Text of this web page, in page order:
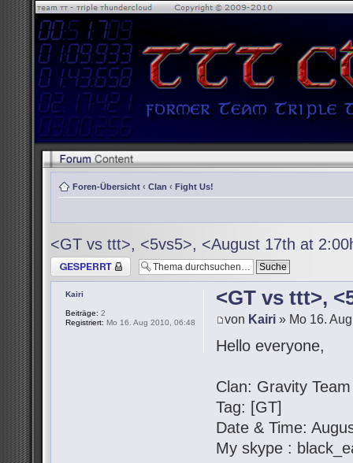
Foren-Übersicht ‹ Clan ‹ Fight Us!
<GT vs ttt>, <5vs5>, <August 17th at
Thema gesperrt
<GT vs ttt>,
von Kairi » Mo 16.
Hello everyone,
Clan: Gravity Team
Tag: [GT]
Date & Time:
My skype :
Kairi
Beiträge: 2
Registriert: Mo 16. Aug 2010, 06:48